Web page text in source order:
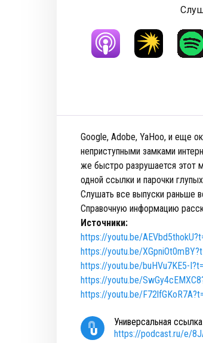
Google, Adobe, YaHoo, и еще
неприступными замками
же быстро разрушается этот
одной ссылки и парочки
Слушать все выпуски раньше
Справочную информацию
Источники:
https://youtu.be/
https://youtu.be/
https://youtu.be/buHVu7KE5-
https://youtu.be/
https://youtu.be/
Универсальная ссылка
https://podcast.ru/e/